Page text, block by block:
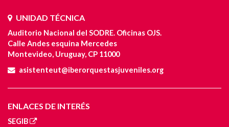
UNIDAD TÉCNICA
Auditorio Nacional del SODRE. Oficinas OJS.
Calle Andes esquina Mercedes
Montevideo, Uruguay, CP 11000
asistenteut@iberorquestasjuveniles.org
ENLACES DE INTERÉS
SEGIB